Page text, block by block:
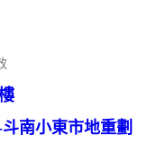
南小東市地重劃